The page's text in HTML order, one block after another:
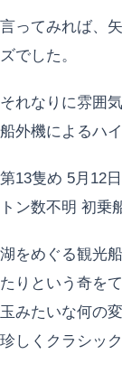
言ってみれば、
ズでした。
それなりに雰囲
船外機によるハ
第13隻め 5月12
トン数不明 初乗
湖をめぐる観光
たりという奇を
玉みたいな何の
珍しくクラシッ